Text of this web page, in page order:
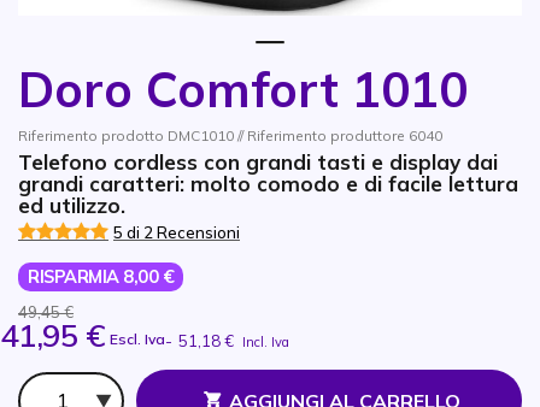
Doro Comfort 1010
Riferimento prodotto DMC1010 // Riferimento produttore 6040
Telefono cordless con grandi tasti e display dai
grandi caratteri: molto comodo e di facile lettura
ed utilizzo.
5 di 2 Recensioni
RISPARMIA 8,00 €
49,45 €
41,95 € Escl. Iva- 51,18 € Incl. Iva
Qtà
AGGIUNGI AL CARRELLO
Vai all'inizio della galleria di immagini